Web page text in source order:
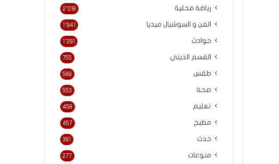
رياضة محلية 2٬018
الفن و السوشيال ميديا 1٬941
حوادث 1٬291
القسم الديني 755
طقس 589
صحة 553
تعليم 458
مطبخ 457
حدث 381
منوعات 277